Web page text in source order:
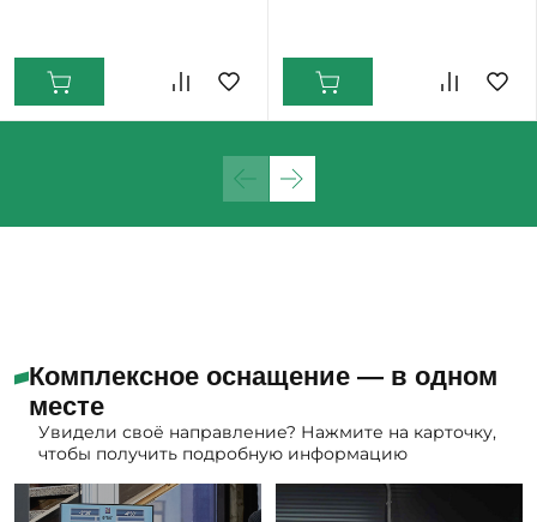
Комплексное оснащение — в одном
месте
Увидели своё направление? Нажмите на карточку,
чтобы получить подробную информацию